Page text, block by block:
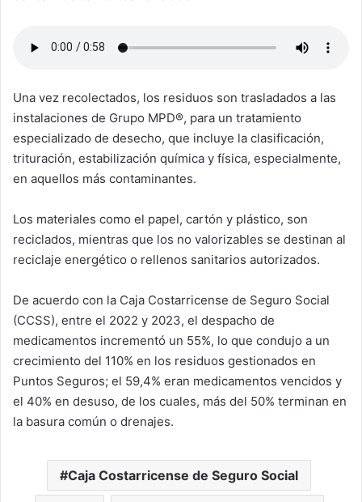
Una vez recolectados, los residuos son trasladados a las
instalaciones de Grupo MPD®, para un tratamiento
especializado de desecho, que incluye la clasificación,
trituración, estabilización química y física, especialmente,
en aquellos más contaminantes.
Los materiales como el papel, cartón y plástico, son
reciclados, mientras que los no valorizables se destinan al
reciclaje energético o rellenos sanitarios autorizados.
De acuerdo con la Caja Costarricense de Seguro Social
(CCSS), entre el 2022 y 2023, el despacho de
medicamentos incrementó un 55%, lo que condujo a un
crecimiento del 110% en los residuos gestionados en
Puntos Seguros; el 59,4% eran medicamentos vencidos y
el 40% en desuso, de los cuales, más del 50% terminan en
la basura común o drenajes.
Caja Costarricense de Seguro Social